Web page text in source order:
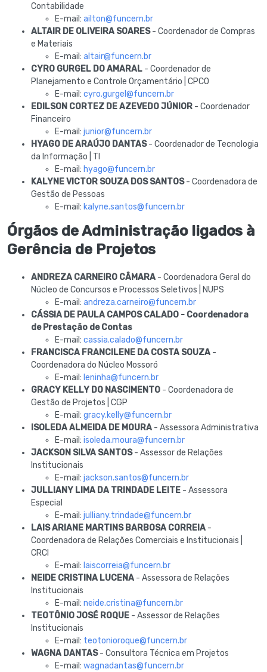
Contabilidade
E-mail: ailton@funcern.br
ALTAIR DE OLIVEIRA SOARES- Coordenador de Compras
e Materiais
E-mail: altair@funcern.br
CYRO GURGEL DO AMARAL - Coordenador de
Planejamento e Controle Orçamentário | CPCO
E-mail: cyro.gurgel@funcern.br
EDILSON CORTEZ DE AZEVEDO JÚNIOR - Coordenador
Financeiro
E-mail: junior@funcern.br
HYAGO DE ARAÚJO DANTAS- Coordenador de Tecnologia
da Informação | TI
E-mail: hyago@funcern.br
KALYNE VICTOR SOUZA DOS SANTOS- Coordenadora de
Gestão de Pessoas
E-mail: kalyne.santos@funcern.br
Órgãos de Administração ligados à
Gerência de Projetos
ANDREZA CARNEIRO CÂMARA - Coordenadora Geral do
Núcleo de Concursos e Processos Seletivos | NUPS
E-mail: andreza.carneiro@funcern.br
CÁSSIA DE PAULA CAMPOS CALADO - Coordenadora
de Prestação de Contas
E-mail: cassia.calado@funcern.br
FRANCISCA FRANCILENE DA COSTA SOUZA -
Coordenadora do Núcleo Mossoró
E-mail: leninha@funcern.br
GRACY KELLY DO NASCIMENTO - Coordenadora de
Gestão de Projetos | CGP
E-mail: gracy.kelly@funcern.br
ISOLEDA ALMEIDA DE MOURA - Assessora Administrativa
E-mail: isoleda.moura@funcern.br
JACKSON SILVA SANTOS- Assessor de Relações
Institucionais
E-mail: jackson.santos@funcern.br
JULLIANY LIMA DA TRINDADE LEITE - Assessora
Especial
E-mail: julliany.trindade@funcern.br
LAIS ARIANE MARTINS BARBOSA CORREIA -
Coordenadora de Relações Comerciais e Institucionais |
CRCI
E-mail: laiscorreia@funcern.br
NEIDE CRISTINA LUCENA - Assessora de Relações
Institucionais
E-mail: neide.cristina@funcern.br
TEOTÔNIO JOSÉ ROQUE - Assessor de Relações
Institucionais
E-mail: teotonioroque@funcern.br
WAGNA DANTAS- Consultora Técnica em Projetos
E-mail: wagnadantas@funcern.br